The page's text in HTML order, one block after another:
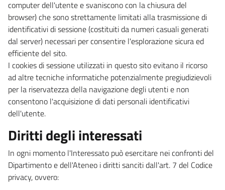
computer dell'utente e svaniscono con la chiusura del
browser) che sono strettamente limitati alla trasmissione di
identificativi di sessione (costituiti da numeri casuali generati
dal server) necessari per consentire l'esplorazione sicura ed
efficiente del sito.
I cookies di sessione utilizzati in questo sito evitano il ricorso
ad altre tecniche informatiche potenzialmente pregiudizievoli
per la riservatezza della navigazione degli utenti e non
consentono l'acquisizione di dati personali identificativi
dell'utente.
Diritti degli interessati
In ogni momento l'Interessato può esercitare nei confronti del
Dipartimento e dell'Ateneo i diritti sanciti dall'art. 7 del Codice
privacy, ovvero: